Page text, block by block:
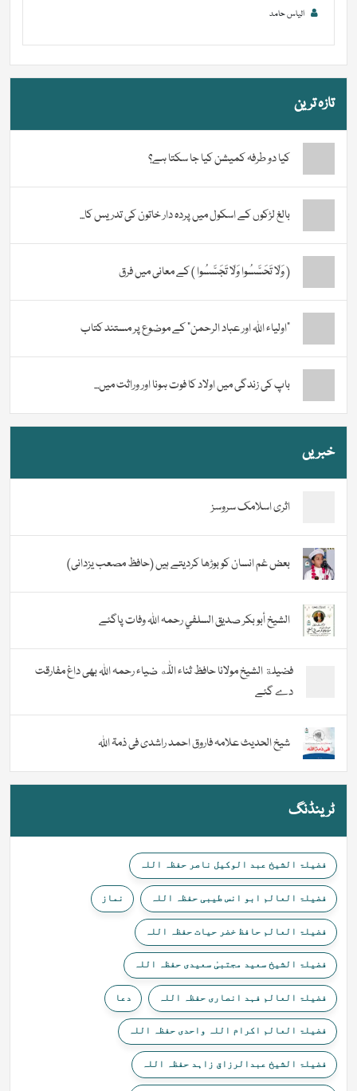
الیاس حامد
تازہ ترین
کیا دو طرفہ کمیشن کیا جا سکتا ہے؟
بالغ لڑکوں کے اسکول میں پردہ دار خاتون کی تدریس کا...
( وَلَا تَحَسَّسُوا وَلَا تَجَسَّسُوا ) کے معانی میں فرق
“اولیاء اللہ اور عباد الرحمن” کے موضوع پر مستند کتاب
باپ کی زندگی میں اولاد کا فوت ہونا اور وراثت میں...
خبریں
اثری اسلامک سروسز
بعض غم انسان کو بوڑھا کردیتے ہیں (حافظ مصعب یزدانی)
الشيخ أبو بكر صديق السلفي رحمہ اللہ وفات پاگئے
فضیلة الشيخ مولانا حافظ ثناء اللّٰه ضیاء رحمہ اللہ بھی داغ مفارقت
دے گئے
شیخ الحدیث علامہ فاروق احمد راشدی فی ذمۃ اللہ
ٹرینڈنگ
فضیلۃ الشیخ عبد الوکیل ناصر حفظہ اللہ
فضیلۃ العالم ابو انس طیبی حفظہ اللہ نماز
فضیلۃ العالم حافظ خضر حیات حفظہ اللہ
فضیلۃ الشیخ سعید مجتبیٰ سعیدی حفظہ اللہ
فضیلۃ العالم فہد انصاری حفظہ اللہ دعا
فضیلۃ العالم اکرام اللہ واحدی حفظہ اللہ
فضیلۃ الشیخ عبدالرزاق زاہد حفظہ اللہ